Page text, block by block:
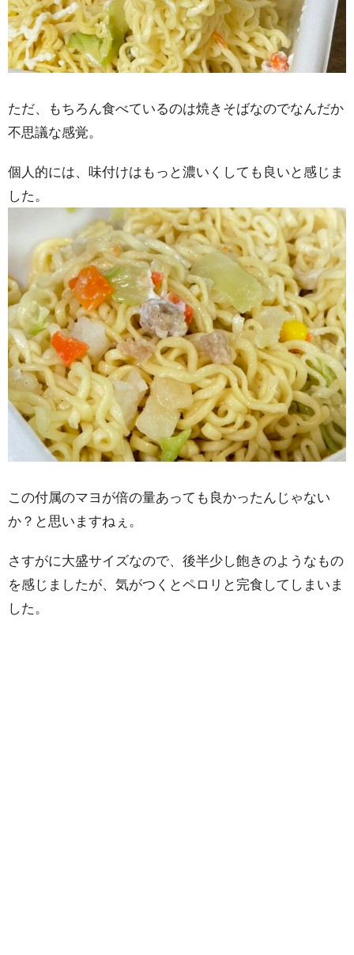
ただ、もちろん食べているのは焼きそばなのでなんだか
不思議な感覚。
個人的には、味付けはもっと濃いくしても良いと感じま
した。
この付属のマヨが倍の量あっても良かったんじゃない
か？と思いますねぇ。
さすがに大盛サイズなので、後半少し飽きのようなもの
を感じましたが、気がつくとペロリと完食してしまいま
した。